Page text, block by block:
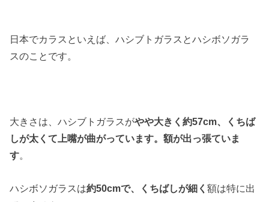
日本でカラスといえば、ハシブトガラスとハシボソガラ
スのことです。
大きさは、ハシブトガラスがやや大きく約57cm、くちば
しが太くて上嘴が曲がっています。額が出っ張ていま
す。
ハシボソガラスは約50cmで、くちばしが細く額は特に出